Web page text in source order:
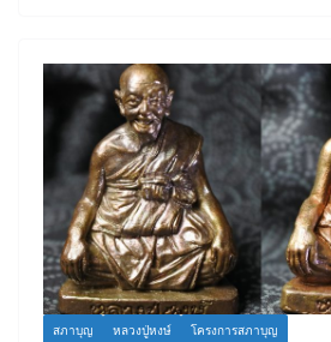
สภาบุญ หลวงปู่หงษ์ โครงการสภาบุญ